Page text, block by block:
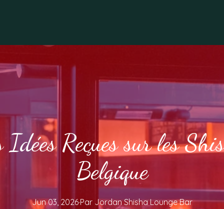
Reçues sur les
Belgique
Jun 03, 2026·Par Jordan Shisha Lounge Bar